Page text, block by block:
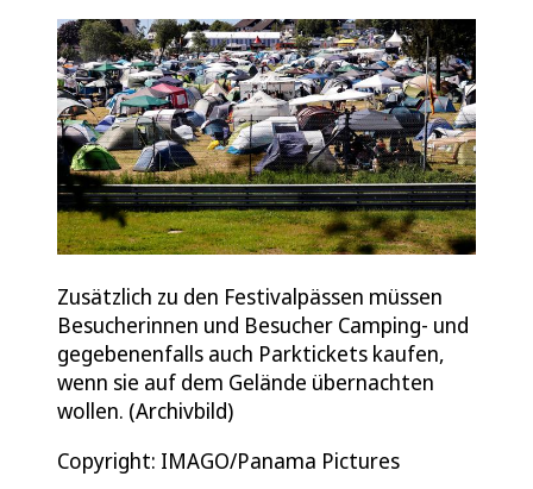
Zusätzlich zu den Festivalpässen müssen
Besucherinnen und Besucher Camping- und
gegebenenfalls auch Parktickets kaufen,
wenn sie auf dem Gelände übernachten
wollen. (Archivbild)
Copyright: IMAGO/Panama Pictures